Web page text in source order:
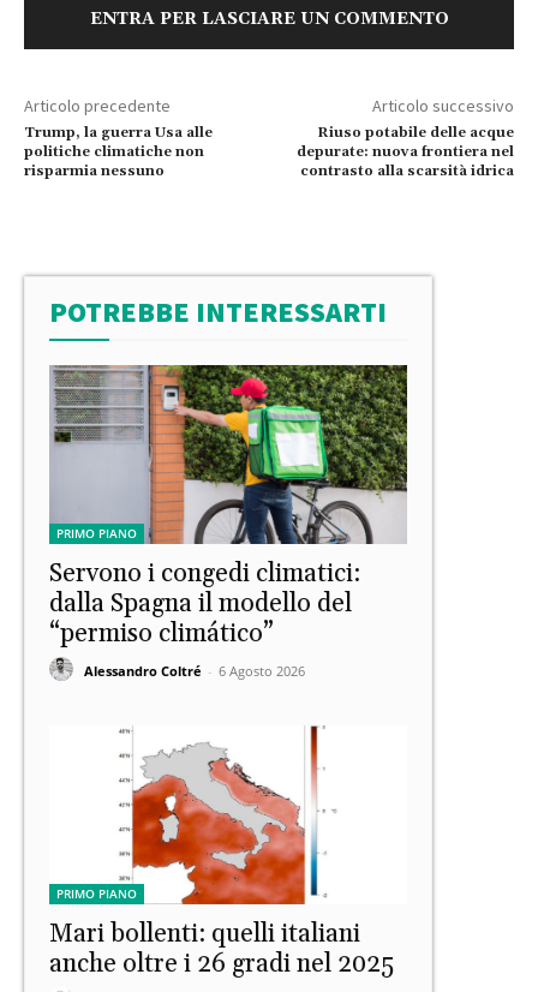
ENTRA PER LASCIARE UN COMMENTO
Articolo precedente
Trump, la guerra Usa alle
politiche climatiche non
risparmia nessuno
Articolo successivo
Riuso potabile delle acque
depurate: nuova frontiera nel
contrasto alla scarsità idrica
POTREBBE INTERESSARTI
PRIMO PIANO
Servono i congedi climatici:
dalla Spagna il modello del
“permiso climático”
Alessandro Coltré - 6 Agosto 2026
PRIMO PIANO
Mari bollenti: quelli italiani
anche oltre i 26 gradi nel 2025